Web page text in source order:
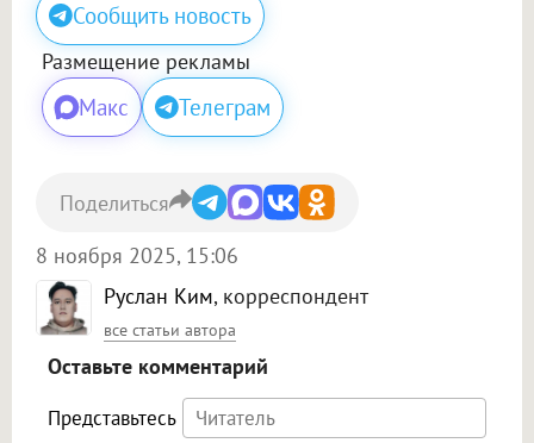
Сообщить новость
Размещение рекламы
Макс Телеграм
Руслан Ким, корреспондент
все статьи автора
8 ноября 2025, 15:06
Поделиться
Оставьте комментарий
Представьтесь